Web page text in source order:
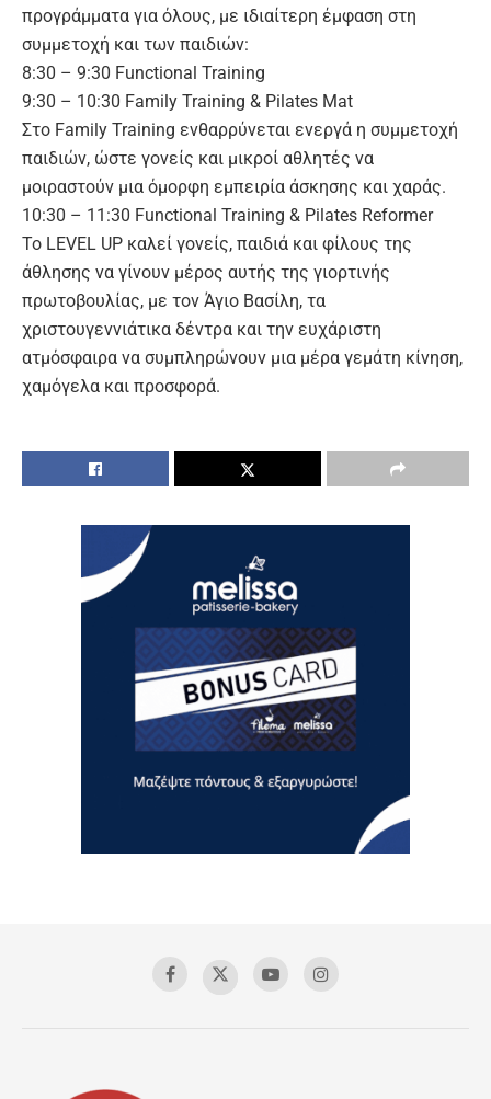
προγράμματα για όλους, με ιδιαίτερη έμφαση στη
συμμετοχή και των παιδιών:
8:30 – 9:30 Functional Training
9:30 – 10:30 Family Training & Pilates Mat
Στο Family Training ενθαρρύνεται ενεργά η συμμετοχή
παιδιών, ώστε γονείς και μικροί αθλητές να
μοιραστούν μια όμορφη εμπειρία άσκησης και χαράς.
10:30 – 11:30 Functional Training & Pilates Reformer
Το LEVEL UP καλεί γονείς, παιδιά και φίλους της
άθλησης να γίνουν μέρος αυτής της γιορτινής
πρωτοβουλίας, με τον Άγιο Βασίλη, τα
χριστουγεννιάτικα δέντρα και την ευχάριστη
ατμόσφαιρα να συμπληρώνουν μια μέρα γεμάτη κίνηση,
χαμόγελα και προσφορά.